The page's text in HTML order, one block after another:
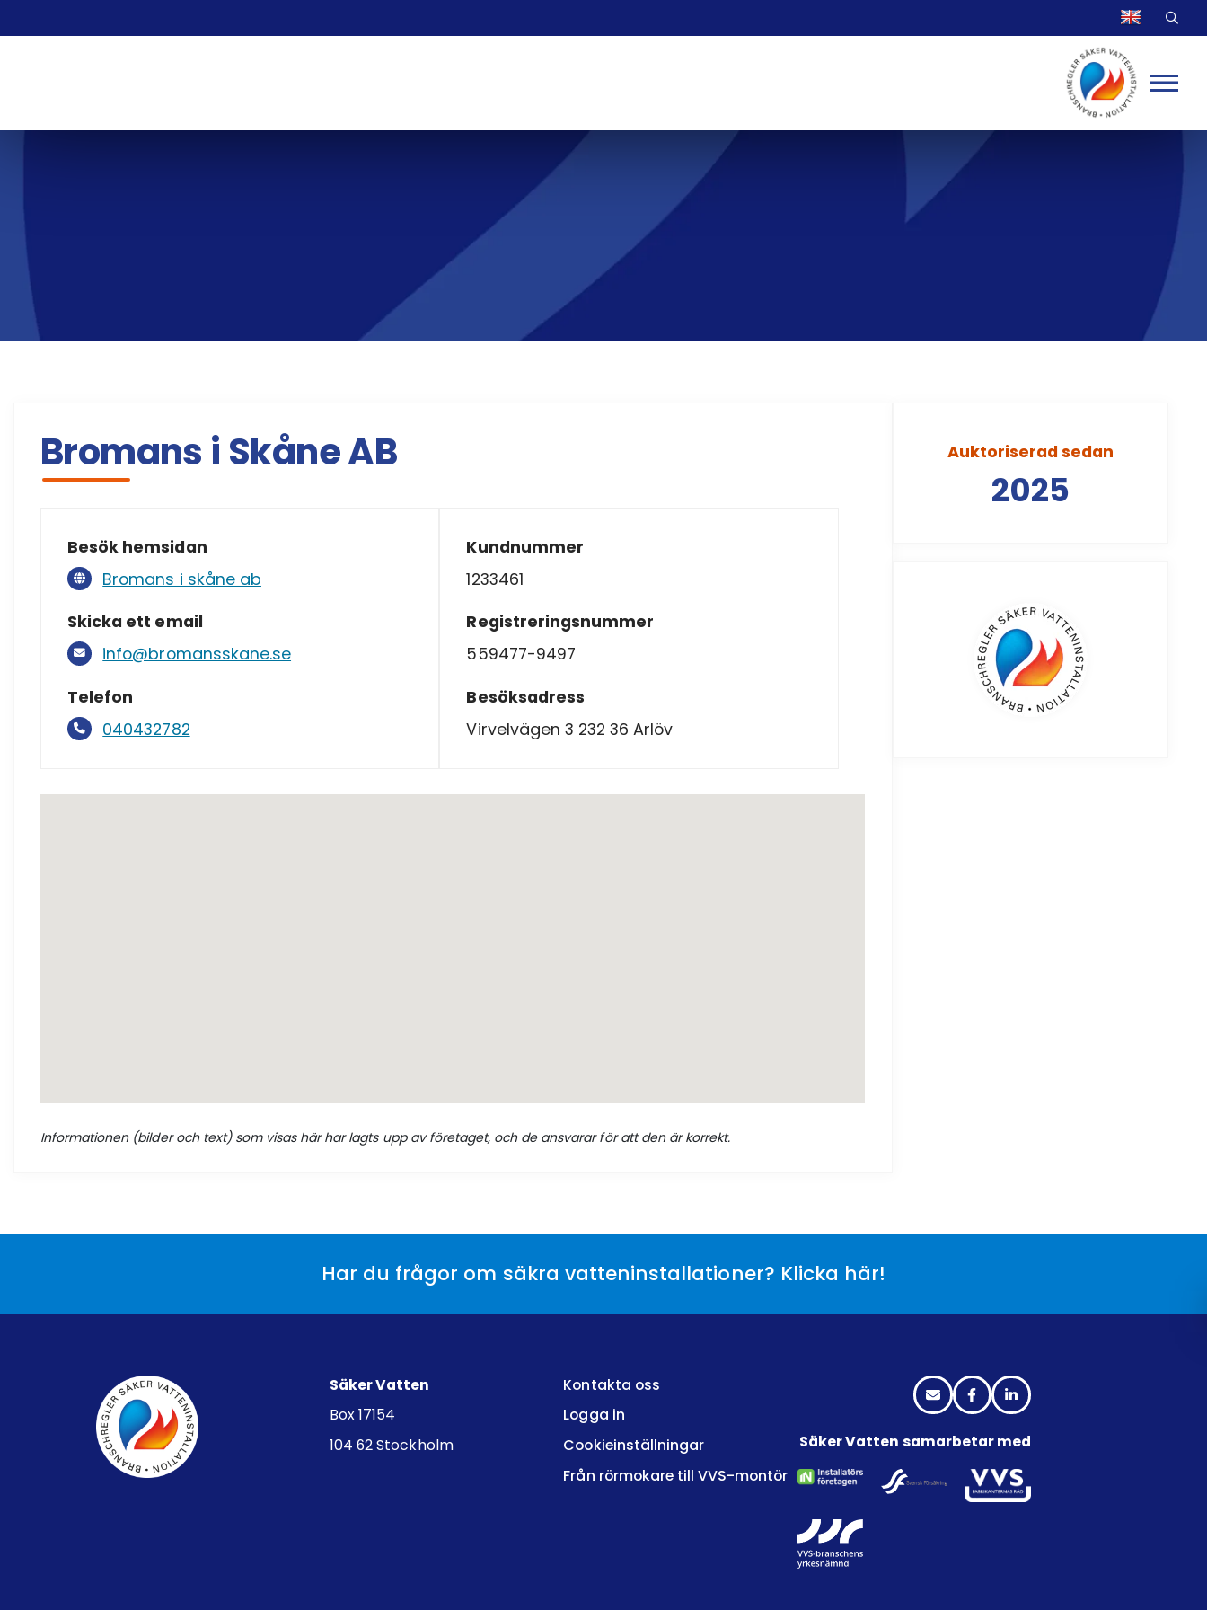
Bromans i Skåne AB
Besök hemsidan
Bromans i skåne ab
Skicka ett email
info@bromansskane.se
Telefon
040432782
Kundnummer
1233461
Registreringsnummer
559477-9497
Besöksadress
Virvelvägen 3 232 36 Arlöv
Informationen (bilder och text) som visas här har lagts upp av företaget, och de ansvarar för att den är korrekt.
Auktoriserad sedan
2025
Har du frågor om säkra vatteninstallationer? Klicka här!
Säker Vatten
Box 17154
104 62 Stockholm
Kontakta oss
Logga in
Cookieinställningar
Från rörmokare till VVS-montör
Säker Vatten samarbetar med